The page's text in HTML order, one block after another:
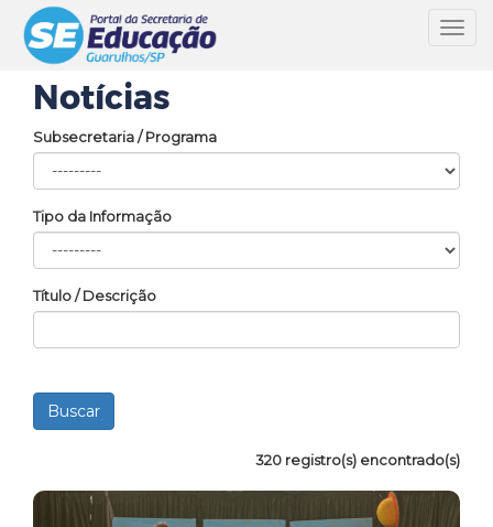
Notícias
Subsecretaria / Programa
Tipo da Informação
Título / Descrição
320 registro(s) encontrado(s)